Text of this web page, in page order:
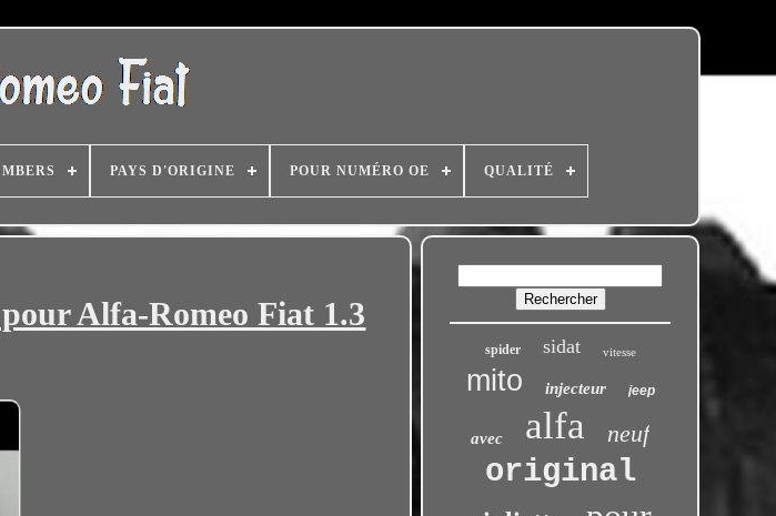
PAYS D'ORIGINE POUR NUMÉRO OE QUALITÉ
Alfa-Romeo Fiat 1.3
spider sidat vitesse
mito injecteur jeep
avec alfa neuf
original